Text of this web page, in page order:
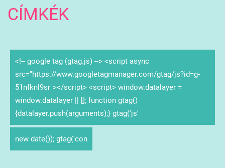
CÍMKÉK
<!-- google tag (gtag.js) --> <script async
src="https://www.googletagmanager.com/gtag/js?id=g-
51nfknl9sr"></script> <script> window.datalayer =
window.datalayer || []; function gtag()
{datalayer.push(arguments);} gtag('js'
new date()); gtag('con